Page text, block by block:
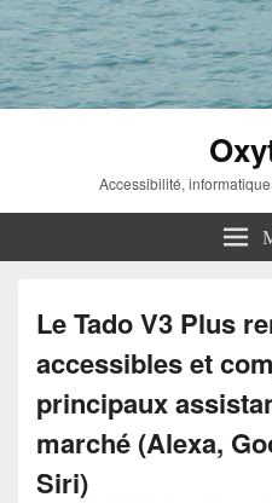
Accessibilité,
Le Tado V3 Plus
accessibles et
principaux
marché (Alexa,
Siri)